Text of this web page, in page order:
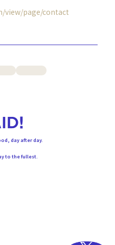
view/page/contact
BACK
day after day.
to the fullest.